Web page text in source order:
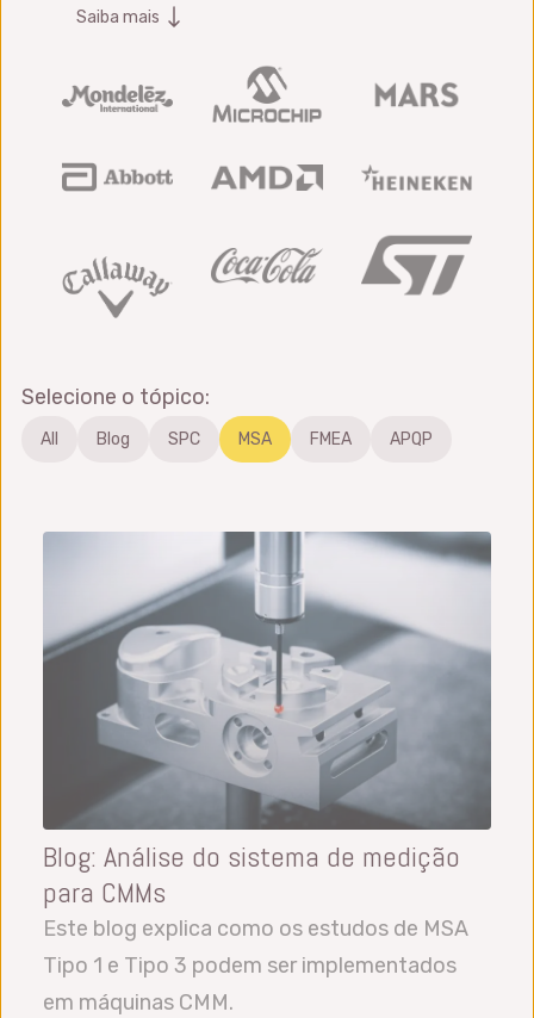
Saiba mais
Selecione o tópico:
All Blog SPC MSA FMEA APQP
Blog: Análise do sistema de medição
para CMMs
Este blog explica como os estudos de MSA
Tipo 1 e Tipo 3 podem ser implementados
em máquinas CMM.